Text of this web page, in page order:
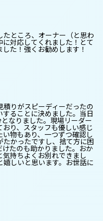
ところ、オーナー（と思わ
対応してくれました！とて
た！強くお勧めします！
りがスピーディーだったの
ることに決めました。当日
なりました。現場リーダー
り、スタッフも優しい感じ
物もあり、一つずつ確認し
かったですし、捨て方に困
たのも助かりました。おか
持ちよくお別れできまし
しいと思います。お世話に